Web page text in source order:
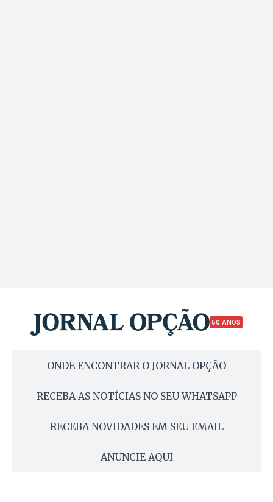
50 ANOS
ONDE ENCONTRAR O JORNAL OPÇÃO
RECEBA AS NOTÍCIAS NO SEU WHATSAPP
RECEBA NOVIDADES EM SEU EMAIL
ANUNCIE AQUI